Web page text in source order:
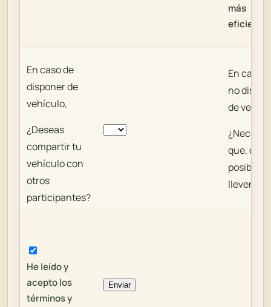
más
En caso de
disponer de
vehículo,
¿Deseas
compartir tu
vehículo con
otros
participantes?
En caso
no
de
que, de
posible,
lleven?
He leído y
acepto los
términos y